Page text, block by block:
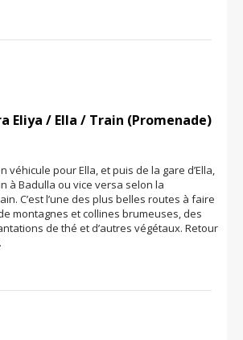
Eliya / Ella / Train (Promenade)
véhicule pour Ella, et puis de la gare d’Ella,
à Badulla ou vice versa selon la
C’est l’une des plus belles routes à faire
montagnes et collines brumeuses, des
de thé et d’autres végétaux. Retour